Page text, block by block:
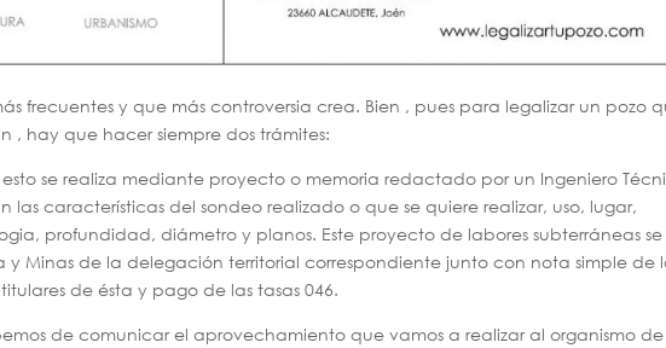
frecuentes y que más controversia crea. Bien , pues para legalizar un pozo
, hay que hacer siempre dos trámites:
se realiza mediante proyecto o memoria redactado por un Ingeniero
las características del sondeo realizado o que se quiere realizar, uso, lugar,
profundidad, diámetro y planos. Este proyecto de labores subterráneas se
y Minas de la delegación territorial correspondiente junto con nota simple de
de ésta y pago de las tasas 046.
de comunicar el aprovechamiento que vamos a realizar al organismo de